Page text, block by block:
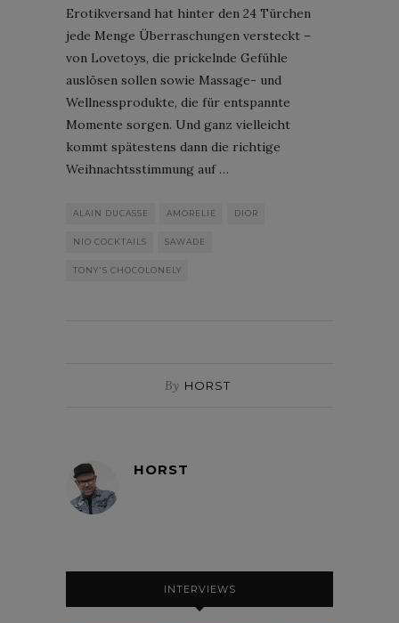
Erotikversand hat hinter den 24 Türchen
jede Menge Überraschungen versteckt –
von Lovetoys, die prickelnde Gefühle
auslösen sollen sowie Massage- und
Wellnessprodukte, die für entspannte
Momente sorgen. Und ganz vielleicht
kommt spätestens dann die richtige
Weihnachtsstimmung auf …
ALAIN DUCASSE AMORELIE DIOR
NIO COCKTAILS SAWADE
TONY'S CHOCOLONELY
By HORST
HORST
INTERVIEWS